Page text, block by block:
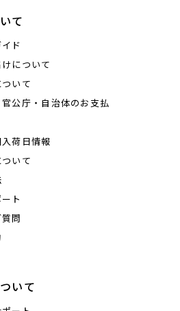
て
ド
について
いて
公庁・自治体のお支払
荷日情報
いて
ト
問
いて